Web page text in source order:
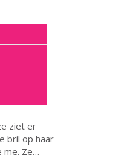
ziet er
bril op haar
me. Ze…